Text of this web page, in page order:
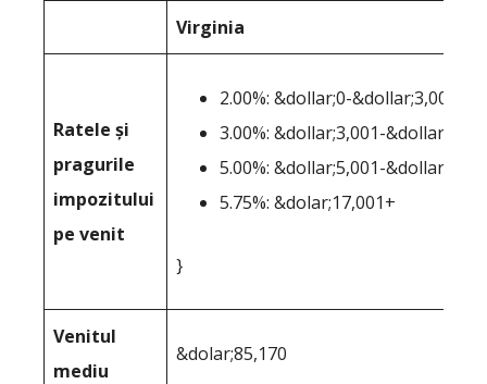
Virginia
Ratele și
pragurile
impozitului
pe venit
2.00%: &dollar;0-&dollar;3,000
3.00%: &dollar;3,001-
5.00%: &dollar;5,001-
5.75%: &dolar;17,001+
}
Venitul
mediu
&dolar;85,170